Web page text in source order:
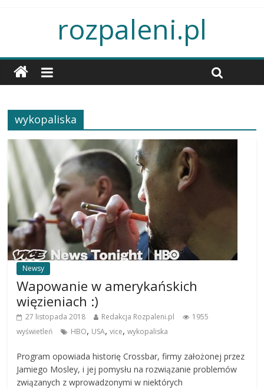
rozpaleni.pl
wykopaliska
Newsy
Wapowanie w amerykańskich
więzieniach :)
27 listopada 2018 Redakcja Rozpaleni.pl
1955
wyświetleń
HBO, USA,vice,wykopaliska
Program opowiada historię Crossbar, firmy założonej przez
Jamiego Mosley, i jej pomysłu na rozwiązanie problemów
związanych z wprowadzonymi w niektórych